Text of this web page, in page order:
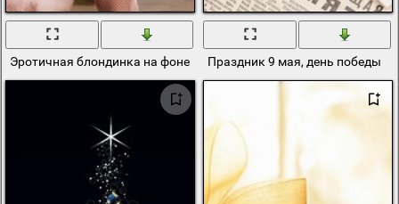
Эротичная блондинка на фоне новогодней атмосферы
Праздник 9 мая, день победы